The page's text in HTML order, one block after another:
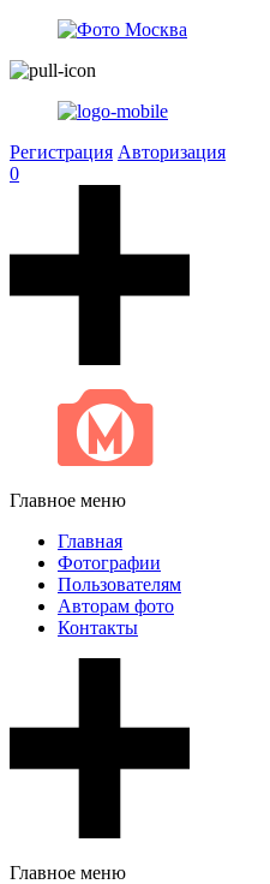
Регистрация Авторизация
0
Главное меню
Главная
Фотографии
Пользователям
Авторам фото
Контакты
Главное меню